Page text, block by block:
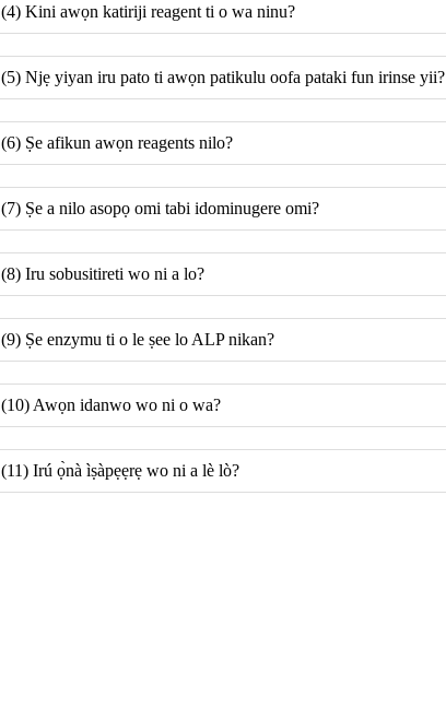
(4) Kini awọn katiriji reagent ti o wa ninu?
(5) Njẹ yiyan iru pato ti awọn patikulu oofa pataki fun irinse yii?
(6) Ṣe afikun awọn reagents nilo?
(7) Ṣe a nilo asopọ omi tabi idominugere omi?
(8) Iru sobusitireti wo ni a lo?
(9) Ṣe enzymu ti o le ṣee lo ALP nikan?
(10) Awọn idanwo wo ni o wa?
(11) Irú ọ̀nà ìṣàpẹẹrẹ wo ni a lè lò?